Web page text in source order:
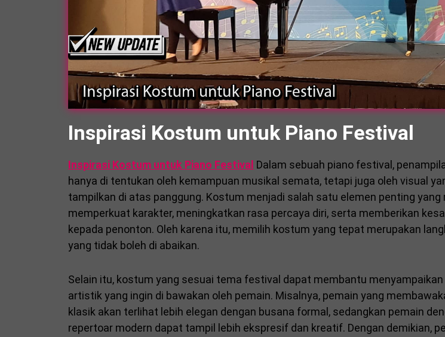
Inspirasi Kostum untuk Piano Festival
Inspirasi Kostum untuk Piano Festival Dalam sebuah piano festival,
hanya di tentukan oleh kemampuan musikal semata, tetapi juga oleh visual
tampilkan di atas panggung. Kostum menjadi salah satu elemen penting yang
memperkuat karakter, meningkatkan rasa percaya diri, serta memberikan
kepada penonton. Oleh karena itu, memilih kostum yang tepat merupakan
yang tidak boleh di abaikan.
Selain itu, kostum yang sesuai tema festival dapat membantu menyampaikan
artistik yang ingin di bawakan oleh pemain. Misalnya, pemain yang
klasik akan terlihat lebih elegan dengan busana formal, sedangkan pemain
repertoar modern dapat tampil lebih ekspresif dan kreatif. Dengan demikian,